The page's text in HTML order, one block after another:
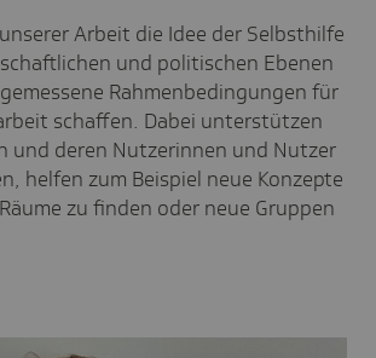
Arbeit die Idee der Selbsthilfe
und politischen Ebenen
Rahmenbedingungen für
schaffen. Dabei unterstützen
und deren Nutzerinnen und Nutzer
helfen zum Beispiel neue Konzepte
zu finden oder neue Gruppen